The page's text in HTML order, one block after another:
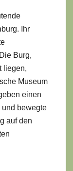
Ihr
Burg,
liegen,
Museum
einen
bewegte
auf den